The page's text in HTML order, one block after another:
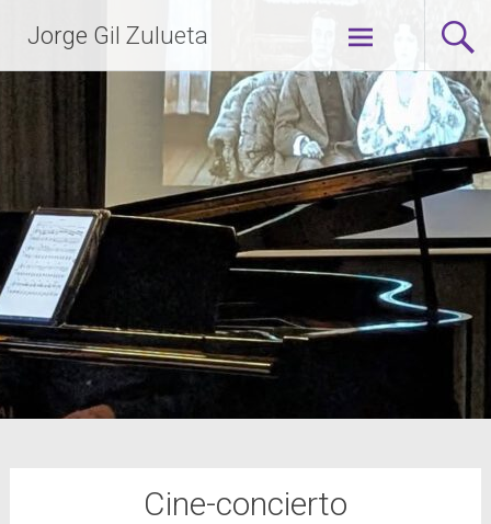
Jorge Gil Zulueta
Cine-concierto